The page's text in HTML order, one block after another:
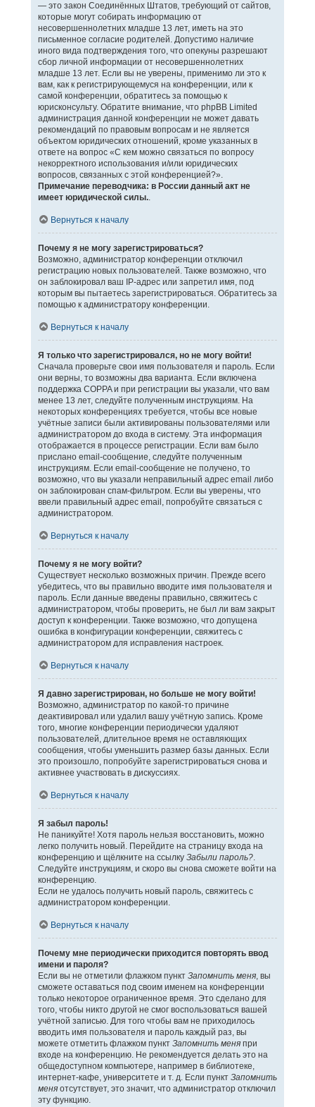
— это закон Соединённых Штатов, требующий от сайтов,
которые могут собирать информацию от
несовершеннолетних младше 13 лет, иметь на это
письменное согласие родителей. Допустимо наличие
иного вида подтверждения того, что опекуны разрешают
сбор личной информации от несовершеннолетних
младше 13 лет. Если вы не уверены, применимо ли это к
вам, как к регистрирующемуся на конференции, или к
самой конференции, обратитесь за помощью к
юрисконсульту. Обратите внимание, что phpBB Limited
администрация данной конференции не может давать
рекомендаций по правовым вопросам и не является
объектом юридических отношений, кроме указанных в
ответе на вопрос «С кем можно связаться по вопросу
некорректного использования и/или юридических
вопросов, связанных с этой конференцией?».
Примечание переводчика: в России данный акт не
имеет юридической силы..
Вернуться к началу
Почему я не могу зарегистрироваться?
Возможно, администратор конференции отключил
регистрацию новых пользователей. Также возможно, что
он заблокировал ваш IP-адрес или запретил имя, под
которым вы пытаетесь зарегистрироваться. Обратитесь за
помощью к администратору конференции.
Вернуться к началу
Я только что зарегистрировался, но не могу войти!
Сначала проверьте свои имя пользователя и пароль. Если
они верны, то возможны два варианта. Если включена
поддержка COPPA и при регистрации вы указали, что вам
менее 13 лет, следуйте полученным инструкциям. На
некоторых конференциях требуется, чтобы все новые
учётные записи были активированы пользователями или
администратором до входа в систему. Эта информация
отображается в процессе регистрации. Если вам было
прислано email-сообщение, следуйте полученным
инструкциям. Если email-сообщение не получено, то
возможно, что вы указали неправильный адрес email либо
он заблокирован спам-фильтром. Если вы уверены, что
ввели правильный адрес email, попробуйте связаться с
администратором.
Вернуться к началу
Почему я не могу войти?
Существует несколько возможных причин. Прежде всего
убедитесь, что вы правильно вводите имя пользователя и
пароль. Если данные введены правильно, свяжитесь с
администратором, чтобы проверить, не был ли вам закрыт
доступ к конференции. Также возможно, что допущена
ошибка в конфигурации конференции, свяжитесь с
администратором для исправления настроек.
Вернуться к началу
Я давно зарегистрирован, но больше не могу войти!
Возможно, администратор по какой-то причине
деактивировал или удалил вашу учётную запись. Кроме
того, многие конференции периодически удаляют
пользователей, длительное время не оставляющих
сообщения, чтобы уменьшить размер базы данных. Если
это произошло, попробуйте зарегистрироваться снова и
активнее участвовать в дискуссиях.
Вернуться к началу
Я забыл пароль!
Не паникуйте! Хотя пароль нельзя восстановить, можно
легко получить новый. Перейдите на страницу входа на
конференцию и щёлкните на ссылку Забыли пароль?.
Следуйте инструкциям, и скоро вы снова сможете войти на
конференцию.
Если не удалось получить новый пароль, свяжитесь с
администратором конференции.
Вернуться к началу
Почему мне периодически приходится повторять ввод
имени и пароля?
Если вы не отметили флажком пункт Запомнить меня, вы
сможете оставаться под своим именем на конференции
только некоторое ограниченное время. Это сделано для
того, чтобы никто другой не смог воспользоваться вашей
учётной записью. Для того чтобы вам не приходилось
вводить имя пользователя и пароль каждый раз, вы
можете отметить флажком пункт Запомнить меняпри
входе на конференцию. Не рекомендуется делать это на
общедоступном компьютере, например в библиотеке,
интернет-кафе, университете и т. д. Если пункт Запомнить
меняотсутствует, это значит, что администратор отключил
эту функцию.